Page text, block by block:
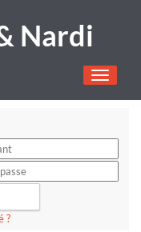
Nardi
Toggle
?